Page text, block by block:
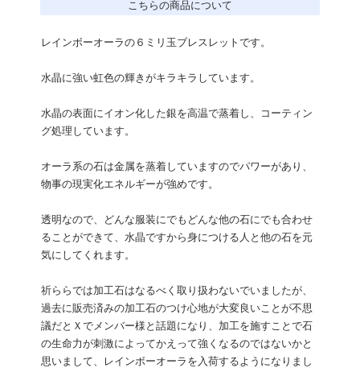
こちらの商品について
レインボーオーラの６ミリ玉ブレスレットです。
水晶に強い虹色の輝きがキラキラしています。
水晶の表面にイオン化した銀を高温で蒸着し、コーティン
グ処理しています。
オーラ系の石は金属を蒸着していますのでパワーがあり、
物事の現実化エネルギーが強めです。
透明なので、どんな服装にでもどんな他の石にでも合わせ
ることができて、水晶ですから身につける人と他の石を元
気にしてくれます。
祈ららでは加工石はなるべく取り扱わないでいましたが、
過去に販売済みの加工石のつけ心地が大変良いことが不思
議だとＸでメンバー様と話題になり、加工を施すことで石
の生命力が刺激によってかえって強くなるのではないかと
思いまして、レインボーオーラを入荷するようになりまし